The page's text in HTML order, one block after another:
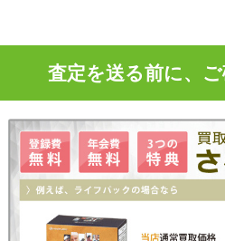
査定を送る前に、ご